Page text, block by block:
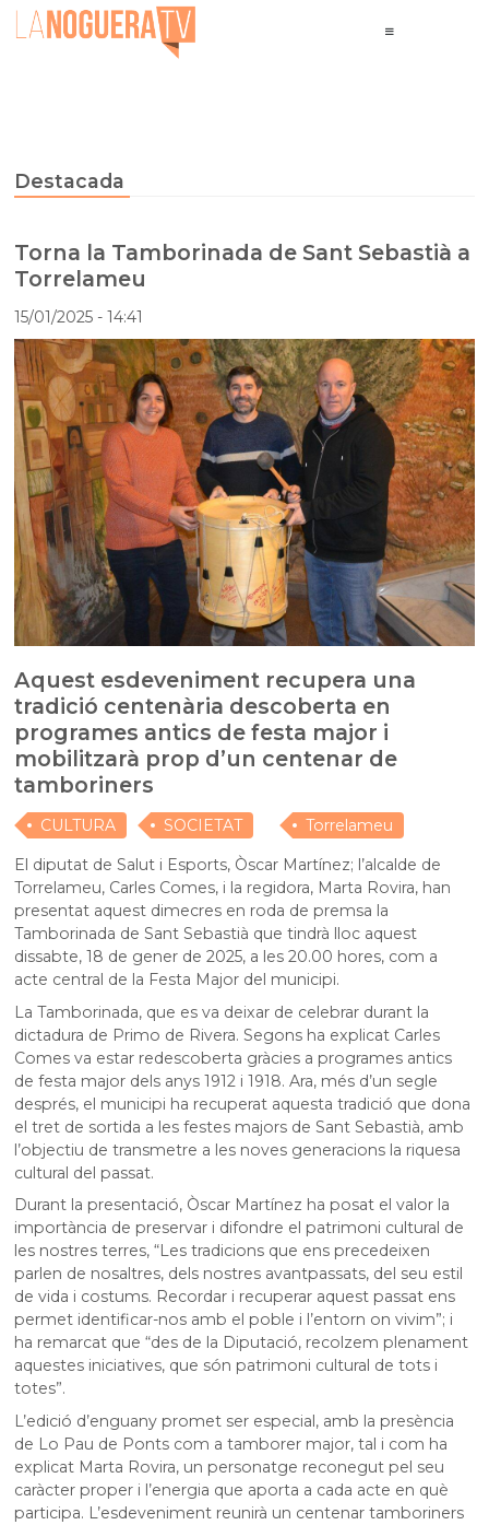
Destacada
Torna la Tamborinada de Sant Sebastià a
Torrelameu
15/01/2025- 14:41
Aquest esdeveniment recupera una
tradició centenària descoberta en
programes antics de festa major i
mobilitzarà prop d’un centenar de
tamboriners
CULTURA SOCIETAT
Torrelameu
El diputat de Salut i Esports, Òscar Martínez; l’alcalde de
Torrelameu, Carles Comes, i la regidora, Marta Rovira, han
presentat aquest dimecres en roda de premsa la
Tamborinada de Sant Sebastià que tindrà lloc aquest
dissabte, 18 de gener de 2025, a les 20.00 hores, com a
acte central de la Festa Major del municipi.
La Tamborinada, que es va deixar de celebrar durant la
dictadura de Primo de Rivera. Segons ha explicat Carles
Comes va estar redescoberta gràcies a programes antics
de festa major dels anys 1912 i 1918. Ara, més d’un segle
després, el municipi ha recuperat aquesta tradició que dona
el tret de sortida a les festes majors de Sant Sebastià, amb
l’objectiu de transmetre a les noves generacions la riquesa
cultural del passat.
Durant la presentació, Òscar Martínez ha posat el valor la
importància de preservar i difondre el patrimoni cultural de
les nostres terres, “Les tradicions que ens precedeixen
parlen de nosaltres, dels nostres avantpassats, del seu estil
de vida i costums. Recordar i recuperar aquest passat ens
permet identificar-nos amb el poble i l’entorn on vivim”; i
ha remarcat que “des de la Diputació, recolzem plenament
aquestes iniciatives, que són patrimoni cultural de tots i
totes”.
L’edició d’enguany promet ser especial, amb la presència
de Lo Pau de Ponts com a tamborer major, tal i com ha
explicat Marta Rovira, un personatge reconegut pel seu
caràcter proper i l’energia que aporta a cada acte en què
participa. L’esdeveniment reunirà un centenar tamboriners